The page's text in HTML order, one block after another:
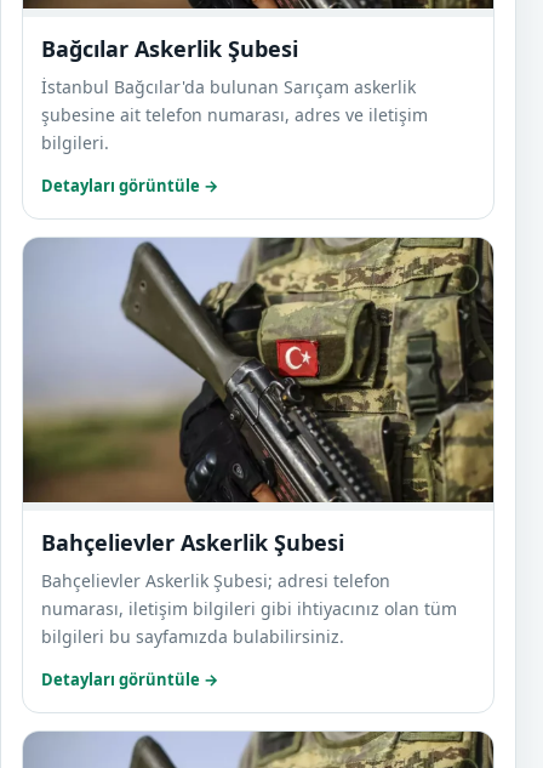
Bağcılar Askerlik Şubesi
İstanbul Bağcılar'da bulunan Sarıçam askerlik
şubesine ait telefon numarası, adres ve iletişim
bilgileri.
Detayları görüntüle →
Bahçelievler Askerlik Şubesi
Bahçelievler Askerlik Şubesi; adresi telefon
numarası, iletişim bilgileri gibi ihtiyacınız olan tüm
bilgileri bu sayfamızda bulabilirsiniz.
Detayları görüntüle →